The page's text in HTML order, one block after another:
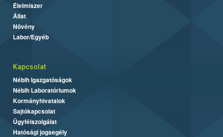
Élelmiszer
Állat
Növény
Labor/Egyéb
Kapcsolat
Nébih Igazgatóságok
Nébih Laboratóriumok
Kormányhivatalok
Sajtókapcsolat
Ügyfélszolgálat
Hatósági jogsegély